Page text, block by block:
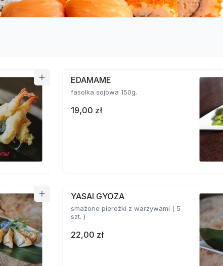
EDAMAME
fasolka sojowa 150g.
19,00 zł
YASAI GYOZA
smażone pierożki z warzywami ( 5
szt. )
22,00 zł